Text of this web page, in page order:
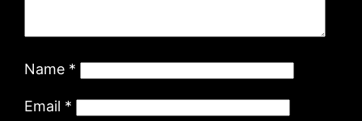
Name *
Email *